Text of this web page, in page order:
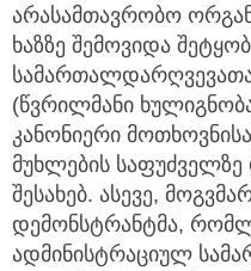
არასამთავრობო
ხაზზე შემოვიდა
(წვრილმანი
კანონიერი
მუხლების
შესახებ. ასევე,
დემონსტრანტმა,
ადმინისტრაციულ